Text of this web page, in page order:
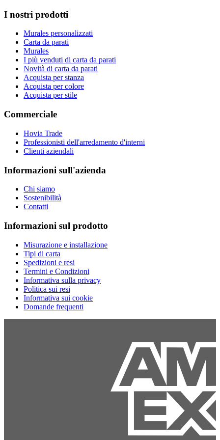
I nostri prodotti
Murales personalizzati
Carta da parati
Murales
I più venduti di carta da parati
Novità di carta da parati
Acquista per stanza
Acquista per colore
Acquista per stile
Commerciale
Hovia Trade
Professionisti dell'arredamento d'interni
Clienti aziendali
Informazioni sull'azienda
Chi siamo
Sostenibilità
Contatti
Informazioni sul prodotto
Misurazione e installazione
Tipi di carta
Spedizioni e resi
Termini e Condizioni
Informativa sulla privacy
Politica sui resi
Informativa sui cookie
Domande frequenti